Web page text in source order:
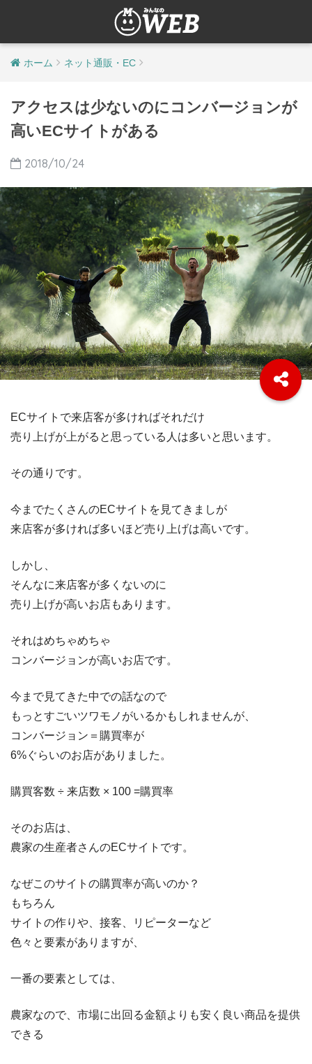
ホーム ネット通販・EC
アクセスは少ないのにコンバージョンが
高いECサイトがある
2018/10/24
ECサイトで来店客が多ければそれだけ
売り上げが上がると思っている人は多いと思います。
その通りです。
今までたくさんのECサイトを見てきましが
来店客が多ければ多いほど売り上げは高いです。
しかし、
そんなに来店客が多くないのに
売り上げが高いお店もあります。
それはめちゃめちゃ
コンバージョンが高いお店です。
今まで見てきた中での話なので
もっとすごいツワモノがいるかもしれませんが、
コンバージョン＝購買率が
6%ぐらいのお店がありました。
購買客数 ÷ 来店数 × 100 =購買率
そのお店は、
農家の生産者さんのECサイトです。
なぜこのサイトの購買率が高いのか？
もちろん
サイトの作りや、接客、リピーターなど
色々と要素がありますが、
一番の要素としては、
農家なので、市場に出回る金額よりも安く良い商品を提供
できる